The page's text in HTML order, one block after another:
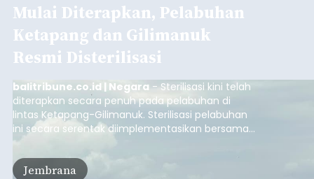
Mulai Diterapkan, Pelabuhan
Ketapang dan Gilimanuk
Resmi Disterilisasi
balitribune.co.id | Negara - Sterilisasi kini telah
diterapkan secara penuh pada pelabuhan di
lintas Ketapang-Gilimanuk. Sterilisasi pelabuhan
ini secara serentak diimplementasikan bersama
empat pelabuhan utama lainnya, yakni
Pelabuhan Merak, Bakauheni, Kayangan, dan
Lembar pada Rabu (5/8/2026).
Jembrana